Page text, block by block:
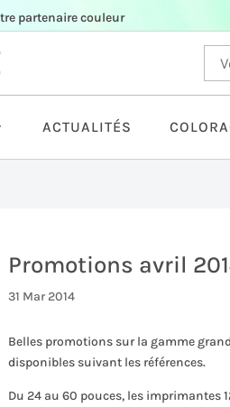
partenaire couleur
ACTUALITÉS
Promotions avril
31 Mar 2014
Belles promotions sur la gamme
disponibles suivant les références.
Du 24 au 60 pouces, les imprimantes